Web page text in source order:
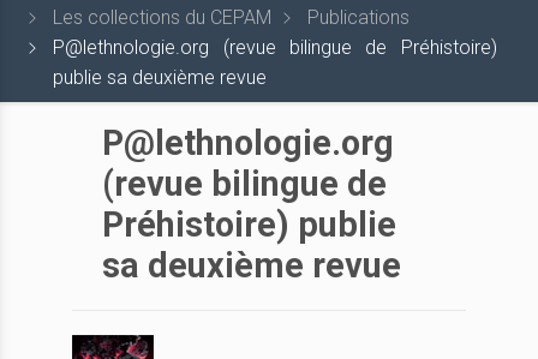
Les collections du CEPAM
Publications
P@lethnologie.org (revue bilingue de Préhistoire)
publie sa deuxième revue
P@lethnologie.org
(revue bilingue de
Préhistoire) publie
sa deuxième revue